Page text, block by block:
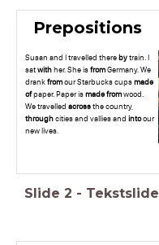
Prepositions
Susan and I travelled therebytrain. I
satwithher. She isfromGermany. We
drankfromour Starbucks cupsmade
ofpaper. Paper ismade fromwood.
We travelledacrossthe country,
throughcities and vallies andintoour
new lives.
Slide 2 - Tekstslide